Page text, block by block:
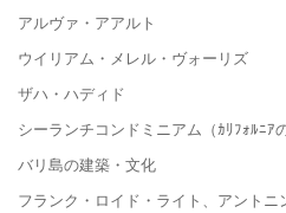
アルヴァ・アアルト
ウイリアム・メレル・ヴォーリズ
ザハ・ハディド
シーランチコンドミニアム（ｶﾘﾌｫﾙﾆｱ
バリ島の建築・文化
フランク・ロイド・ライト、アント